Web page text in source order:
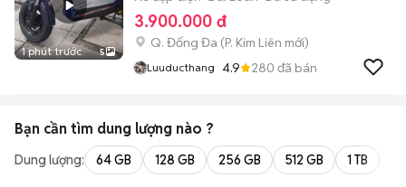
1 phút trước 5
3.900.000 đ
Q. Đống Đa (P. Kim Liên mới)
Luuducthang 4.9 280 đã bán
Bạn cần tìm dung lượng nào ?
Dung lượng: 64 GB 128 GB 256 GB 512 GB 1 TB